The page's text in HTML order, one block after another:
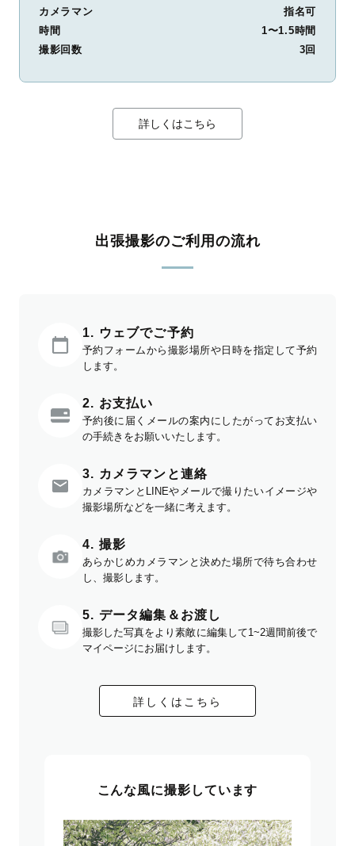
カメラマン
指名可
時間
1〜1.5時間
撮影回数
3回
詳しくはこちら
出張撮影のご利用の流れ
1. ウェブでご予約
予約フォームから撮影場所や日時を指定して予約
します。
2. お支払い
予約後に届くメールの案内にしたがってお支払い
の手続きをお願いいたします。
3. カメラマンと連絡
カメラマンとLINEやメールで撮りたいイメージや
撮影場所などを一緒に考えます。
4. 撮影
あらかじめカメラマンと決めた場所で待ち合わせ
し、撮影します。
5. データ編集＆お渡し
撮影した写真をより素敵に編集して1~2週間前後で
マイページにお届けします。
詳しくはこちら
こんな風に撮影しています